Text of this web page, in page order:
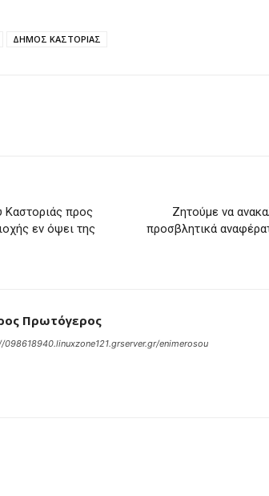
ΔΗΜΟΣ ΚΑΣΤΟΡΙΑΣ
Καστοριάς προς
εν όψει της
Ζητούμε να
προσβλητικά
Πρωτόγερος
enimerosou